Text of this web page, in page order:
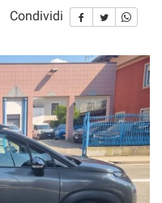
Condividi